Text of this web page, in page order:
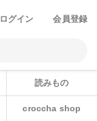
ログイン 会員登録
読みもの
croccha shop